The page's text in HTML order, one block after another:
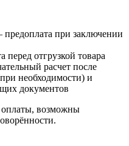
предоплата при заключении
отгрузкой товара
расчет после
необходимости) и
документов
возможны